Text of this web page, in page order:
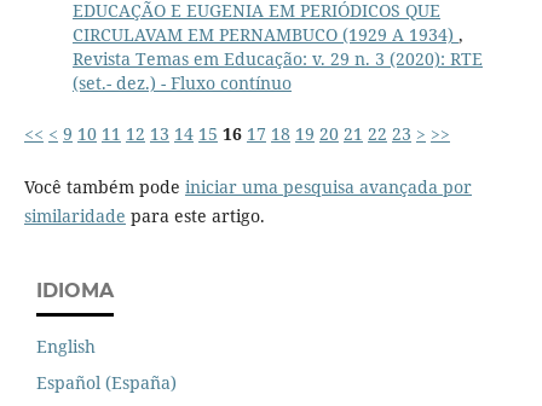
EDUCAÇÃO E EUGENIA EM PERIÓDICOS QUE
CIRCULAVAM EM PERNAMBUCO (1929 A 1934) ,
Revista Temas em Educação: v. 29 n. 3 (2020): RTE
(set.- dez.) - Fluxo contínuo
<< < 9 10 11 12 13 14 15 16 17 18 19 20 21 22 23 > >>
Você também pode iniciar uma pesquisa avançada por
similaridade para este artigo.
IDIOMA
English
Español (España)